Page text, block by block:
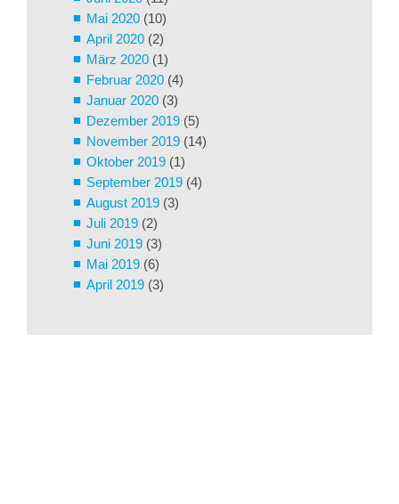
Mai 2020 (10)
April 2020 (2)
März 2020 (1)
Februar 2020 (4)
Januar 2020 (3)
Dezember 2019 (5)
November 2019 (14)
Oktober 2019 (1)
September 2019 (4)
August 2019 (3)
Juli 2019 (2)
Juni 2019 (3)
Mai 2019 (6)
April 2019 (3)